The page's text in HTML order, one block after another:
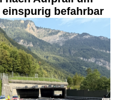
einspurig befahrbar